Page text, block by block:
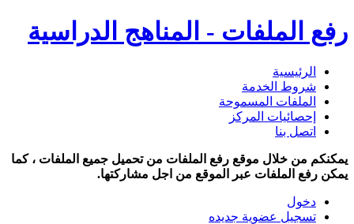
رفع الملفات - المناهج الدراسية
الرئيسية
شروط الخدمة
الملفات المسموحة
إحصائيات المركز
اتصل بنا
يمكنكم من خلال موقع رفع الملفات من تحميل جميع الملفات ، كما
يمكن رفع الملفات عبر الموقع من اجل مشاركتها.
دخول
تسجيل عضوية جديده